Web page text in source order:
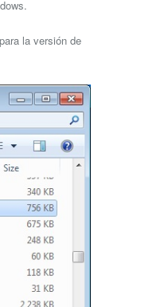
la versión de